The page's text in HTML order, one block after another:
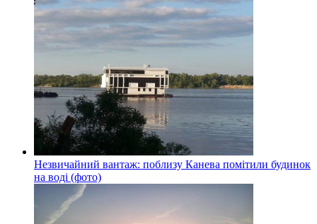
Незвичайний вантаж: поблизу Канева помітили будинок
на воді (фото)